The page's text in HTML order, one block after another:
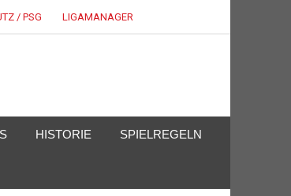
/ PSG LIGAMANAGER
HISTORIE SPIELREGELN